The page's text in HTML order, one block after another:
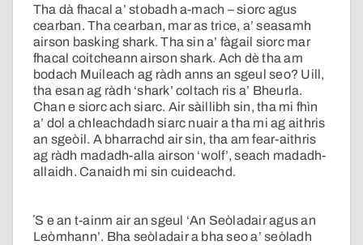
Tha dà fhacal a’ stobadh a-mach – siorc agus
cearban. Tha cearban, mar as trice, a’ seasamh
airson basking shark. Tha sin a’ fàgail siorc mar
fhacal coitcheann airson shark. Ach dè tha am
bodach Muileach ag ràdh anns an sgeul seo? Uill,
tha esan ag ràdh ‘shark’ coltach ris a’ Bheurla.
Chan e siorc ach siarc. Air sàillibh sin, tha mi fhìn
a’ dol a chleachdadh siarc nuair a tha mi ag aithris
an sgeòil. A bharrachd air sin, tha am fear-aithris
ag ràdh madadh-alla airson ‘wolf’, seach madadh-
allaidh. Canaidh mi sin cuideachd.
ʼS e an t-ainm air an sgeul ‘An Seòladair agus an
Leòmhann’. Bha seòladair a bha seo a’ seòladh